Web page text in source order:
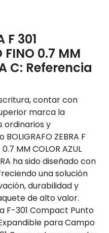
F 301
FINO 0.7 MM
C: Referencia
contar con
marca la
ordinarios y
ZEBRA F
MM COLOR AZUL
ha sido diseñado con
una solución
durabilidad y
de alto valor.
F-301 Compact Punto
para Campo